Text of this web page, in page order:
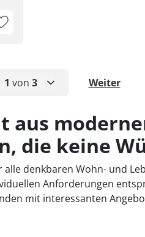
1 von 3
2
Weiter
aus
die keine
denkbaren Wohn- und
Anforderungen
mit interessanten